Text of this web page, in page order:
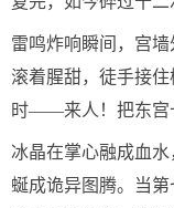
雷鸣炸响瞬间，宫
滚着腥甜，徒手接
时——来人！把东宫
冰晶在掌心融成血
蜒成诡异图腾。当